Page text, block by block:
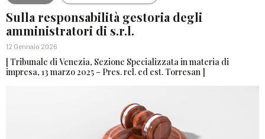
Sulla responsabilità gestoria degli
amministratori di s.r.l.
12 Gennaio 2026
[ Tribunale di Venezia, Sezione Specializzata in materia di
impresa, 13 marzo 2025 – Pres. rel. ed est. Torresan ]